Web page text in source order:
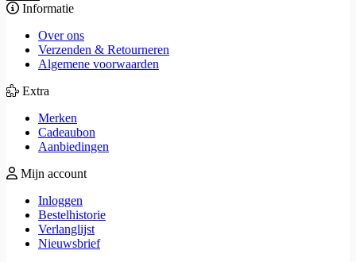
Informatie
Over ons
Verzenden & Retourneren
Algemene voorwaarden
Extra
Merken
Cadeaubon
Aanbiedingen
Mijn account
Inloggen
Bestelhistorie
Verlanglijst
Nieuwsbrief